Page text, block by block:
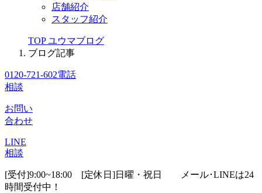
店舗紹介
スタッフ紹介
TOP ユウマブログ
ブログ記事
0120-721-602電話
相談
お問い
合わせ
LINE
相談
[受付]9:00~18:00 [定休日]日曜・祝日
メール･LINEは24
時間受付中！